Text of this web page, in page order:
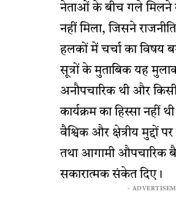
नेताओं के बीच गले मिलने
नहीं मिला, जिसने
हलकों में चर्चा का विषय
सूत्रों के मुताबिक यह
अनौपचारिक थी और किसी
कार्यक्रम का हिस्सा नहीं
वैश्विक और क्षेत्रीय मुद्दों
तथा आगामी औपचारिक
सकारात्मक संकेत दिए।
-